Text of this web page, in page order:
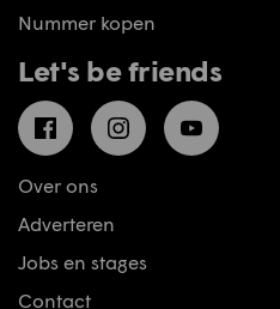
Nummer kopen
Let's be friends
FacebookInstagramYouTube
Over ons
Adverteren
Jobs en stages
Contact